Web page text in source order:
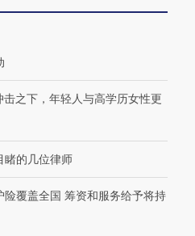
视线｜被称为“蟑螂”的印
度Z世代 用街头抗争将教
视线｜“入
机”？难民
击之下，年轻人与高学历女性更
睹的几位律师
险覆盖全国 筹资和服务给予将持